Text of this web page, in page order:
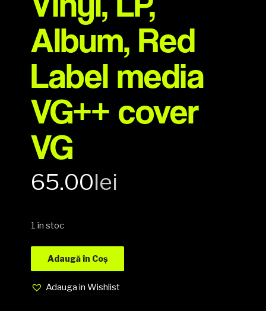
Album, Red
Label media
VG++ cover
VG
65.00lei
1 în stoc
Adaugă în Coș
Adauga in Wishlist